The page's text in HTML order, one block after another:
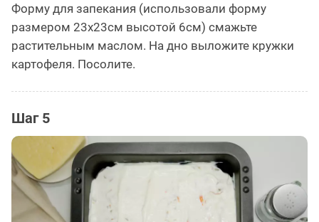
Форму для запекания (использовали форму
размером 23х23см высотой 6см) смажьте
растительным маслом. На дно выложите кружки
картофеля. Посолите.
Шаг 5